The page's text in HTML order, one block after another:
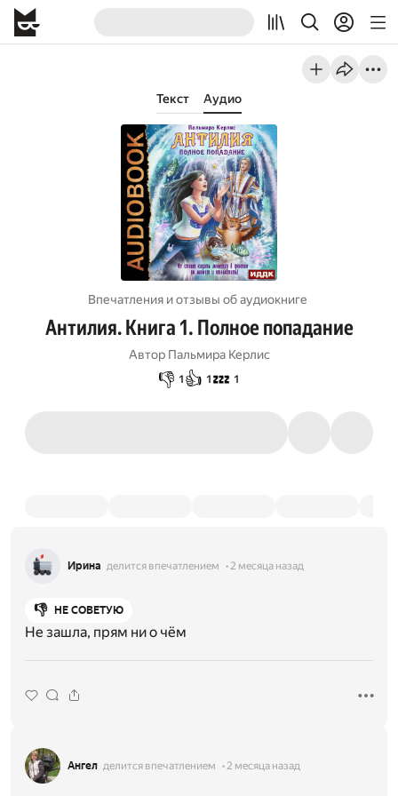
Текст Аудио
Впечатления и отзывы об aудиокниге
Антилия. Книга 1. Полное попадание
Автор Пальмира Керлис
👎 1 👍 1 💤 1
Ирина делится впечатлением 2 месяца назад
👎 НЕ СОВЕТУЮ
Не зашла, прям ни о чём
Ангел делится впечатлением 2 месяца назад